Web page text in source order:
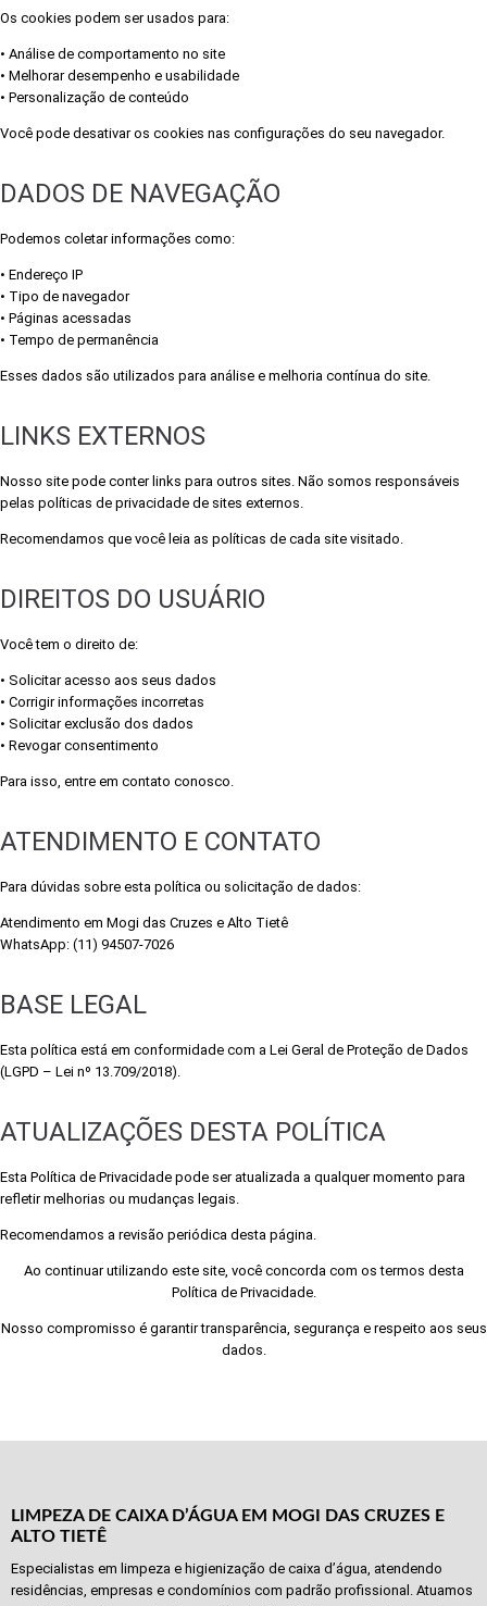
Os cookies podem ser usados para:
• Análise de comportamento no site
• Melhorar desempenho e usabilidade
• Personalização de conteúdo
Você pode desativar os cookies nas configurações do seu navegador.
DADOS DE NAVEGAÇÃO
Podemos coletar informações como:
• Endereço IP
• Tipo de navegador
• Páginas acessadas
• Tempo de permanência
Esses dados são utilizados para análise e melhoria contínua do site.
LINKS EXTERNOS
Nosso site pode conter links para outros sites. Não somos responsáveis
pelas políticas de privacidade de sites externos.
Recomendamos que você leia as políticas de cada site visitado.
DIREITOS DO USUÁRIO
Você tem o direito de:
• Solicitar acesso aos seus dados
• Corrigir informações incorretas
• Solicitar exclusão dos dados
• Revogar consentimento
Para isso, entre em contato conosco.
ATENDIMENTO E CONTATO
Para dúvidas sobre esta política ou solicitação de dados:
Atendimento em Mogi das Cruzes e Alto Tietê
WhatsApp: (11) 94507-7026
BASE LEGAL
Esta política está em conformidade com a Lei Geral de Proteção de Dados
(LGPD – Lei nº 13.709/2018).
ATUALIZAÇÕES DESTA POLÍTICA
Esta Política de Privacidade pode ser atualizada a qualquer momento para
refletir melhorias ou mudanças legais.
Recomendamos a revisão periódica desta página.
Ao continuar utilizando este site, você concorda com os termos desta
Política de Privacidade.
Nosso compromisso é garantir transparência, segurança e respeito aos seus
dados.
LIMPEZA DE CAIXA D’ÁGUA EM MOGI DAS CRUZES E
ALTO TIETÊ
Especialistas em limpeza e higienização de caixa d’água, atendendo
residências, empresas e condomínios com padrão profissional. Atuamos